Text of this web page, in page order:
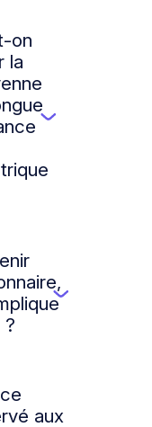
temps
on
la
▼
?
▼
aux